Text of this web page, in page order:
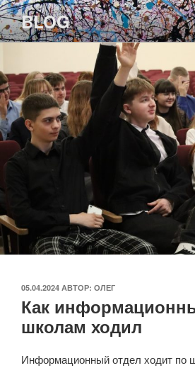
Перейти
к
содержимому
BLOG
ОПУБЛИКОВАНО
05.04.2024 АВТОР: ОЛЕГ
Как
школам ходил
Информационный отдел ходит по